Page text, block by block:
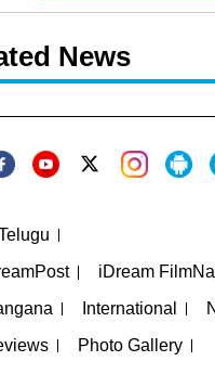
News
iDream
International
Photo Gallery